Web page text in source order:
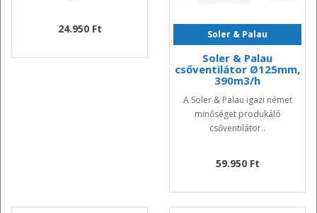
24.950 Ft Soler & Palau
Soler & Palau
csőventilátor Ø125mm,
390m3/h
A Soler & Palau igazi német
minőséget produkáló
csőventilátor..
59.950 Ft